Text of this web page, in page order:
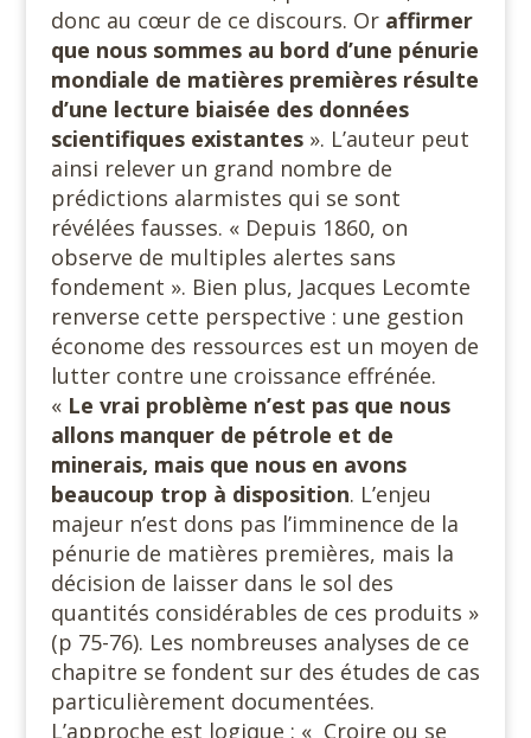
donc au cœur de ce discours. Or affirmer
que nous sommes au bord d’une pénurie
mondiale de matières premières résulte
d’une lecture biaisée des données
scientifiques existantes». L’auteur peut
ainsi relever un grand nombre de
prédictions alarmistes qui se sont
révélées fausses. « Depuis 1860, on
observe de multiples alertes sans
fondement ». Bien plus, Jacques Lecomte
renverse cette perspective : une gestion
économe des ressources est un moyen de
lutter contre une croissance effrénée.
« Le vrai problème n’est pas que nous
allons manquer de pétrole et de
minerais, mais que nous en avons
beaucoup trop à disposition. L’enjeu
majeur n’est dons pas l’imminence de la
pénurie de matières premières, mais la
décision de laisser dans le sol des
quantités considérables de ces produits »
(p 75-76). Les nombreuses analyses de ce
chapitre se fondent sur des études de cas
particulièrement documentées.
L’approche est logique : « Croire ou se